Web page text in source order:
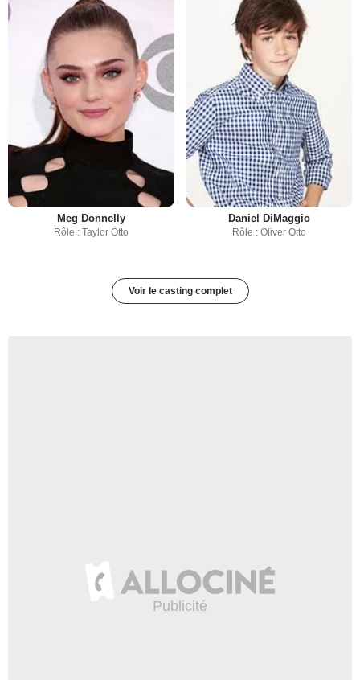
Meg Donnelly
Rôle : Taylor Otto
Daniel DiMaggio
Rôle : Oliver Otto
Voir le casting complet